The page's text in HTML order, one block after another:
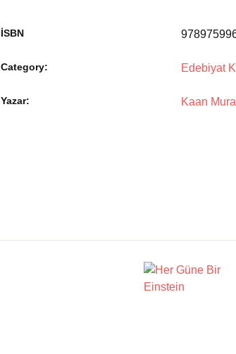
İSBN
Category: Edebiyat
Yazar Kaan